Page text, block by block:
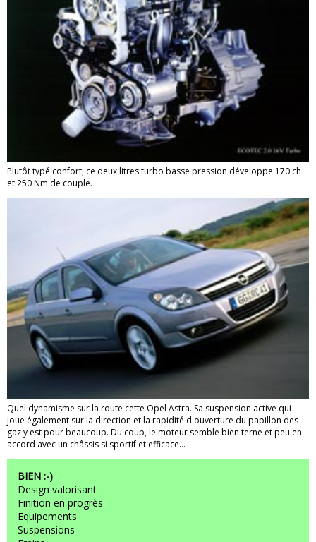
Plutôt typé confort, ce deux litres turbo basse pression développe 170 ch
et 250 Nm de couple.
Quel dynamisme sur la route cette Opel Astra. Sa suspension active qui
joue également sur la direction et la rapidité d'ouverture du papillon des
gaz y est pour beaucoup. Du coup, le moteur semble bien terne et peu en
accord avec un châssis si sportif et efficace...
BIEN :-)
Design valorisant
Finition en progrès
Equipements
Suspensions